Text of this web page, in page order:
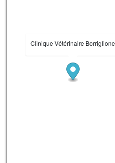
Clinique Vétérinaire Borriglione